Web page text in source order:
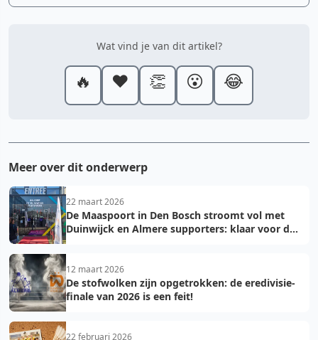
Wat vind je van dit artikel?
🔥 ❤️ 👏 😮 😂
Meer over dit onderwerp
22 maart 2026
De Maaspoort in Den Bosch stroomt vol met
Duinwijck en Almere supporters: klaar voor de
12 maart 2026
De stofwolken zijn opgetrokken: de eredivisie-
finale van 2026 is een feit!
22 februari 2026